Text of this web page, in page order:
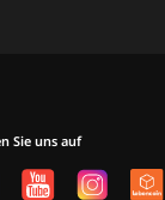
Sie uns auf